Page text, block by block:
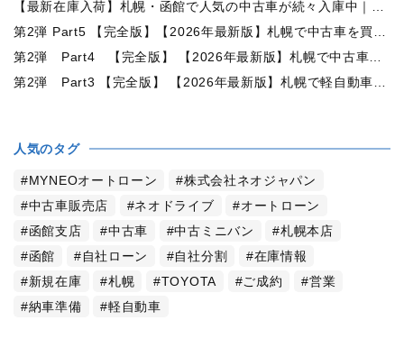
人気のタグ
MYNEOオートローン
株式会社ネオジャパン
中古車販売店
ネオドライブ
オートローン
函館支店
中古車 中古ミニバン
札幌本店
函館
自社ローン 自社分割
在庫情報
新規在庫
札幌 TOYOTA ご成約
営業
納車準備
軽自動車